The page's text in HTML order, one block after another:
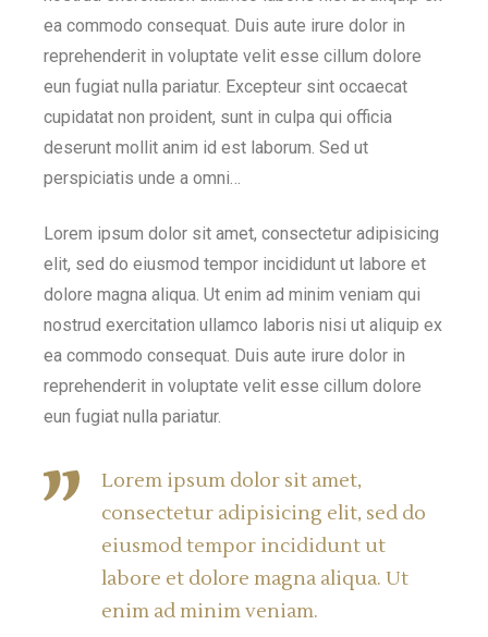
ea commodo consequat. Duis aute irure dolor in
reprehenderit in voluptate velit esse cillum dolore
eun fugiat nulla pariatur. Excepteur sint occaecat
cupidatat non proident, sunt in culpa qui officia
deserunt mollit anim id est laborum. Sed ut
perspiciatis unde a omni…
Lorem ipsum dolor sit amet, consectetur adipisicing
elit, sed do eiusmod tempor incididunt ut labore et
dolore magna aliqua. Ut enim ad minim veniam qui
nostrud exercitation ullamco laboris nisi ut aliquip ex
ea commodo consequat. Duis aute irure dolor in
reprehenderit in voluptate velit esse cillum dolore
eun fugiat nulla pariatur.
Lorem ipsum dolor sit amet,
consectetur adipisicing elit, sed do
eiusmod tempor incididunt ut
labore et dolore magna aliqua. Ut
enim ad minim veniam.